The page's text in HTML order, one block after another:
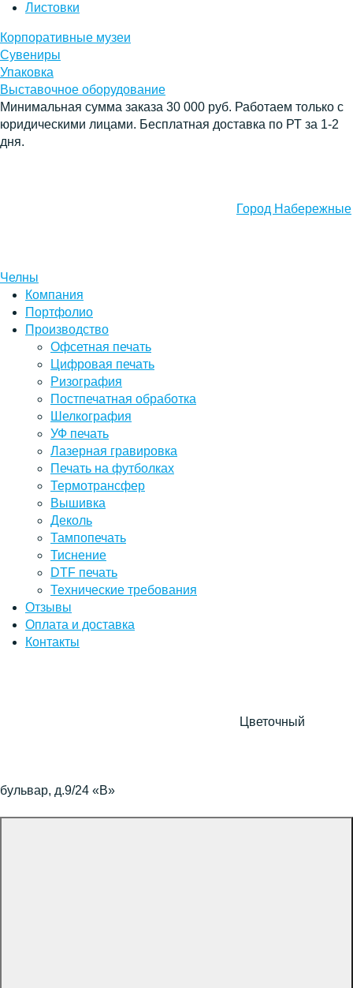
Листовки
Корпоративные музеи
Сувениры
Упаковка
Выставочное оборудование
Минимальная сумма заказа 30 000 руб. Работаем только с
юридическими лицами. Бесплатная доставка по РТ за 1-2
дня.
Город Набережные
Челны
Компания
Портфолио
Производство
Офсетная печать
Цифровая печать
Ризография
Постпечатная обработка
Шелкография
УФ печать
Лазерная гравировка
Печать на футболках
Термотрансфер
Вышивка
Деколь
Тампопечать
Тиснение
DTF печать
Технические требования
Отзывы
Оплата и доставка
Контакты
Цветочный
бульвар, д.9/24 «В»